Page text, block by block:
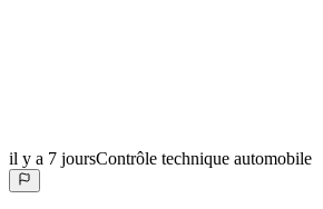
il y a 7 joursContrôle technique automobile